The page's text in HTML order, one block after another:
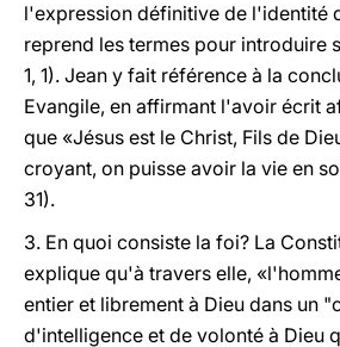
l'expression définitive de l'identité
reprend les termes pour introduire
1, 1). Jean y fait référence à la
Evangile, en affirmant l'avoir écrit
que «Jésus est le Christ, Fils de
croyant, on puisse avoir la vie en
31).
3. En quoi consiste la foi? La
explique qu'à travers elle,
entier et librement à Dieu dans un
d'intelligence et de volonté à Dieu